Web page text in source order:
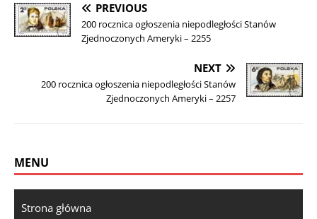
PREVIOUS
200 rocznica ogłoszenia niepodległości Stanów
Zjednoczonych Ameryki – 2255
NEXT
200 rocznica ogłoszenia niepodległości Stanów
Zjednoczonych Ameryki – 2257
MENU
Strona główna